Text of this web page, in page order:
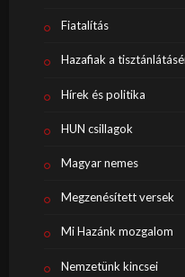
Fiatalítás
Hazafiak a
Hírek és politika
HUN csillagok
Magyar nemes
Megzenésített versek
Mi Hazánk mozgalom
Nemzetünk kincsei